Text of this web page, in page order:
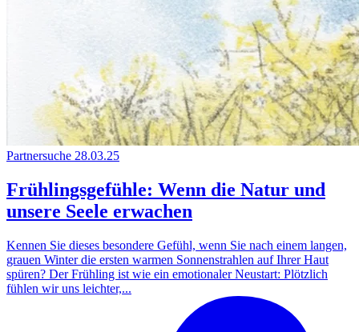
Partnersuche 28.03.25
Frühlingsgefühle: Wenn die Natur und
unsere Seele erwachen
Kennen Sie dieses besondere Gefühl, wenn Sie nach einem langen,
grauen Winter die ersten warmen Sonnenstrahlen auf Ihrer Haut
spüren? Der Frühling ist wie ein emotionaler Neustart: Plötzlich
fühlen wir uns leichter,...